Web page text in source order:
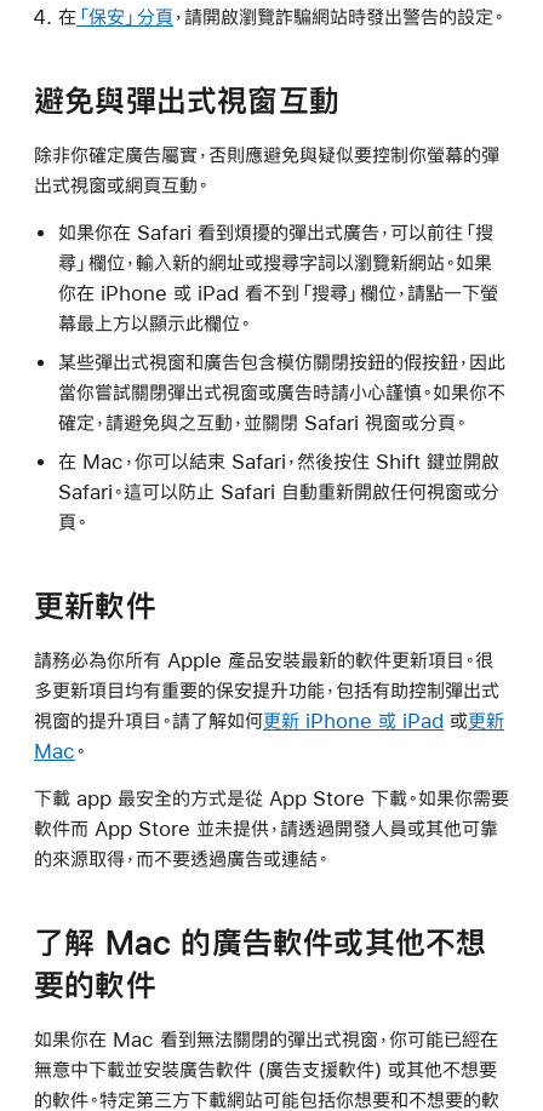
在「保安」分頁 ，請開啟瀏覽詐騙網站時發出警告的設定。
避免與彈出式視窗互動
除非你確定廣告屬實，否則應避免與疑似要控制你螢幕的彈
出式視窗或網頁互動。
如果你在 Safari 看到煩擾的彈出式廣告，可以前往「搜
尋」欄位，輸入新的網址或搜尋字詞以瀏覽新網站。如果
你在 iPhone 或 iPad 看不到「搜尋」欄位，請點一下螢
幕最上方以顯示此欄位。
某些彈出式視窗和廣告包含模仿關閉按鈕的假按鈕，因此
當你嘗試關閉彈出式視窗或廣告時請小心謹慎。如果你不
確定，請避免與之互動，並關閉 Safari 視窗或分頁。
在 Mac，你可以結束 Safari，然後按住 Shift 鍵並開啟
Safari。這可以防止 Safari 自動重新開啟任何視窗或分
頁。
更新軟件
請務必為你所有 Apple 產品安裝最新的軟件更新項目。很
多更新項目均有重要的保安提升功能，包括有助控制彈出式
視窗的提升項目。請了解如何更新 iPhone 或 iPad 或更新
Mac。
下載 app 最安全的方式是從 App Store 下載。如果你需要
軟件而 App Store 並未提供，請透過開發人員或其他可靠
的來源取得，而不要透過廣告或連結。
了解 Mac 的廣告軟件或其他不想
要的軟件
如果你在 Mac 看到無法關閉的彈出式視窗，你可能已經在
無意中下載並安裝廣告軟件 (廣告支援軟件) 或其他不想要
的軟件。特定第三方下載網站可能包括你想要和不想要的軟